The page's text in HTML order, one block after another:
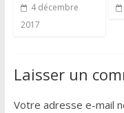
4 décembre
2017
Laisser un
Votre adresse e-mail